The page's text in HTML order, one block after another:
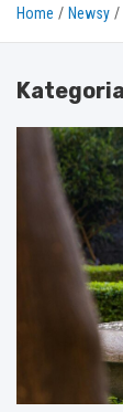
Home Newsy